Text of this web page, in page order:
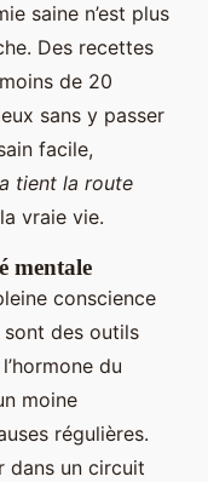
saine n’est plus
Des recettes
de 20
sans y passer
facile,
tient la route
vraie vie.
mentale
conscience
des outils
l’hormone du
moine
régulières.
dans un circuit